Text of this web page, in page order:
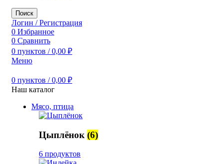
Поиск
Логин / Регистрация
0 Избранное
0 Сравнить
0 пунктов / 0,00 ₽
Меню
0 пунктов / 0,00 ₽
Наш каталог
Мясо, птица
Цыплёнок (6)
6 продуктов